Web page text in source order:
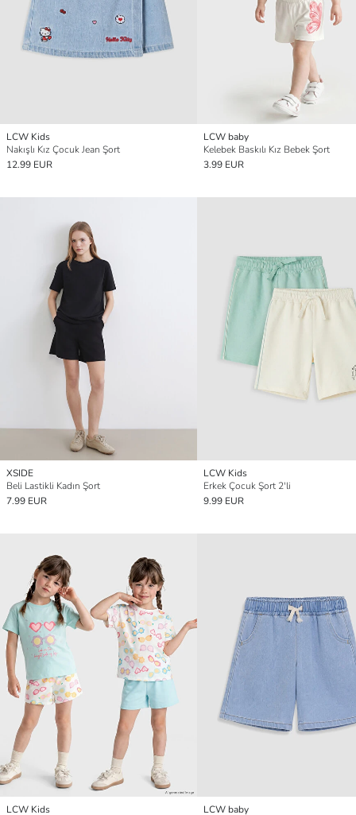
LCW Kids
Nakışlı Kız Çocuk Jean Şort
12.99 EUR
LCW baby
Kelebek Baskılı Kız Bebek Şort
3.99 EUR
XSIDE
Beli Lastikli Kadın Şort
7.99 EUR
LCW Kids
Erkek Çocuk Şort 2'li
9.99 EUR
LCW Kids
LCW baby